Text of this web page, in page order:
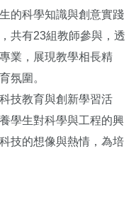
的科學知識與創意實踐
共有23組教師參與，透
業，展現教學相長精
氛圍。
技教育與創新學習活
學生對科學與工程的興
技的想像與熱情，為培